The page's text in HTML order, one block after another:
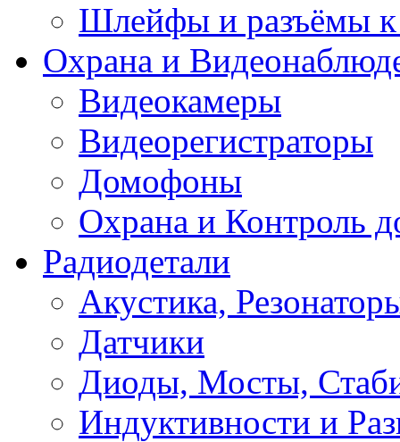
Шлейфы и разъёмы
Охрана и
Видеокамеры
Видеорегистраторы
Домофоны
Охрана и Контроль
Радиодетали
Акустика,
Датчики
Диоды, Мосты,
Индуктивности и